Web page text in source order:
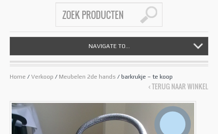
NAVIGATE TO...
Home / Verkoop / Meubelen 2de hands / barkrukje – te koop
‹ TERUG NAAR WINKEL